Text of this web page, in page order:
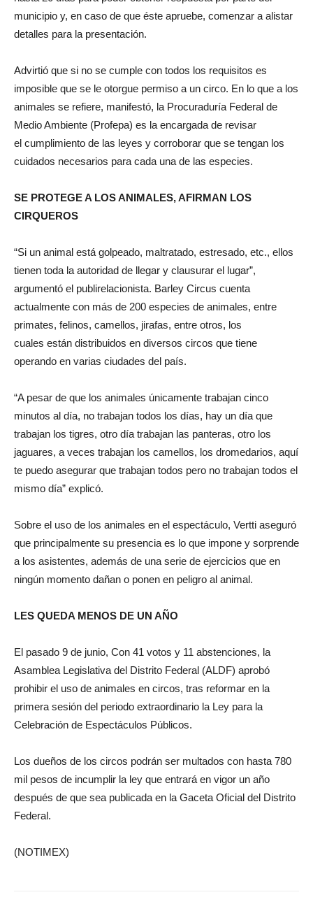
municipio y, en caso de que éste apruebe, comenzar a alistar
detalles para la presentación.
Advirtió que si no se cumple con todos los requisitos es
imposible que se le otorgue permiso a un circo. En lo que a los
animales se refiere, manifestó, la Procuraduría Federal de
Medio Ambiente (Profepa) es la encargada de revisar
el cumplimiento de las leyes y corroborar que se tengan los
cuidados necesarios para cada una de las especies.
SE PROTEGE A LOS ANIMALES, AFIRMAN LOS
CIRQUEROS
“Si un animal está golpeado, maltratado, estresado, etc., ellos
tienen toda la autoridad de llegar y clausurar el lugar”,
argumentó el publirelacionista. Barley Circus cuenta
actualmente con más de 200 especies de animales, entre
primates, felinos, camellos, jirafas, entre otros, los
cuales están distribuidos en diversos circos que tiene
operando en varias ciudades del país.
“A pesar de que los animales únicamente trabajan cinco
minutos al día, no trabajan todos los días, hay un día que
trabajan los tigres, otro día trabajan las panteras, otro los
jaguares, a veces trabajan los camellos, los dromedarios, aquí
te puedo asegurar que trabajan todos pero no trabajan todos el
mismo día” explicó.
Sobre el uso de los animales en el espectáculo, Vertti aseguró
que principalmente su presencia es lo que impone y sorprende
a los asistentes, además de una serie de ejercicios que en
ningún momento dañan o ponen en peligro al animal.
LES QUEDA MENOS DE UN AÑO
El pasado 9 de junio, Con 41 votos y 11 abstenciones, la
Asamblea Legislativa del Distrito Federal (ALDF) aprobó
prohibir el uso de animales en circos, tras reformar en la
primera sesión del periodo extraordinario la Ley para la
Celebración de Espectáculos Públicos.
Los dueños de los circos podrán ser multados con hasta 780
mil pesos de incumplir la ley que entrará en vigor un año
después de que sea publicada en la Gaceta Oficial del Distrito
Federal.
(NOTIMEX)